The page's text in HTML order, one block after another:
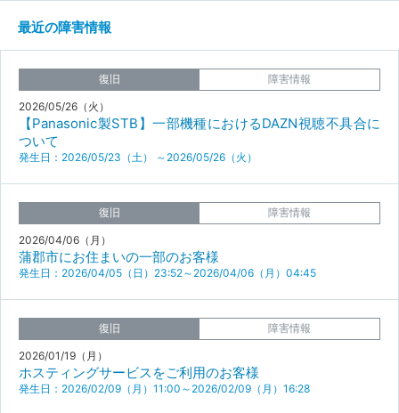
最近の障害情報
復旧 障害情報
2026/05/26（火）
【Panasonic製STB】一部機種におけるDAZN視聴不具合に
ついて
発生日：2026/05/23（土） ～2026/05/26（火）
復旧 障害情報
2026/04/06（月）
蒲郡市にお住まいの一部のお客様
発生日：2026/04/05（日）23:52～2026/04/06（月）04:45
復旧 障害情報
2026/01/19（月）
ホスティングサービスをご利用のお客様
発生日：2026/02/09（月）11:00～2026/02/09（月）16:28